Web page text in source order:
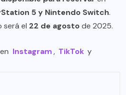
5 y Nintendo Switch.
será el 22 de agostode 2025.
en Instagram, TikTok y